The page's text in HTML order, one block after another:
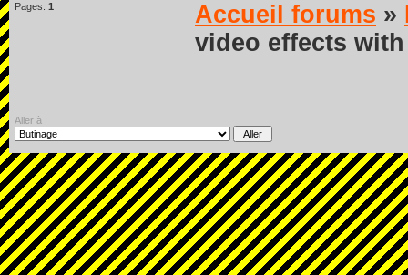
Pages: 1 Accueil forums »
video effects
Aller à